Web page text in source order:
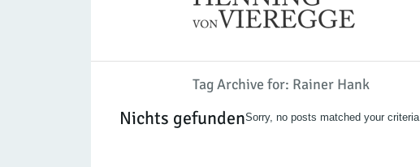
Tag Archive for: Rainer Hank
Nichts gefundenSorry, no posts matched your criteria